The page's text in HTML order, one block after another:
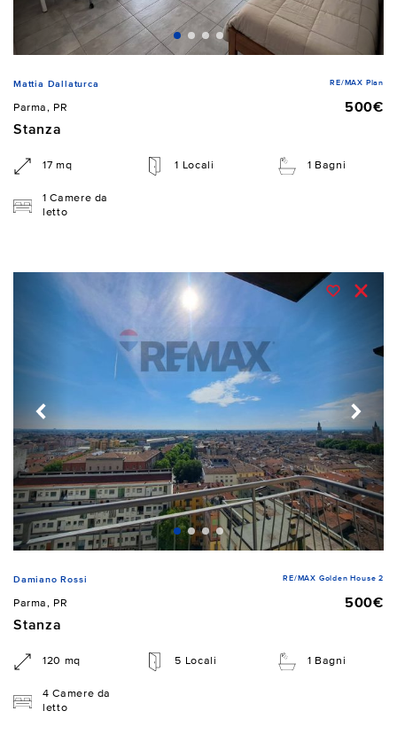
Mattia Dallaturca RE/MAX Plan
Parma, PR
500€
Stanza
17 mq 1 Locali 1 Bagni
1 Camere da
letto
Damiano Rossi RE/MAX Golden House 2
Parma, PR
500€
Stanza
120 mq 5 Locali 1 Bagni
4 Camere da
letto